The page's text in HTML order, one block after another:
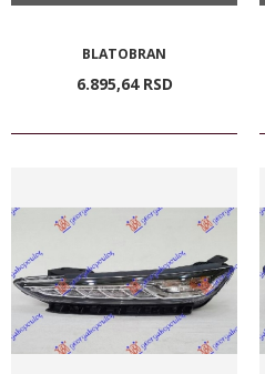
BLATOBRAN
6.895,64 RSD